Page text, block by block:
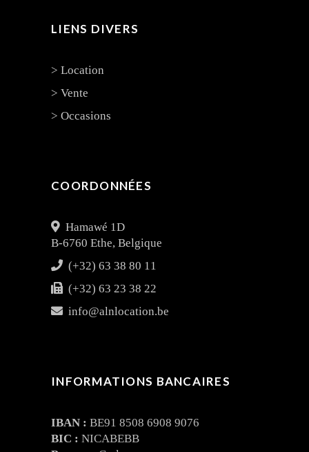
LIENS DIVERS
> Location
> Vente
> Occasions
COORDONNÉES
Hamawé 1D
B-6760 Ethe, Belgique
(+32) 63 38 80 11
(+32) 63 23 38 22
info@alnlocation.be
INFORMATIONS BANCAIRES
IBAN : BE91 8508 6908 9076
BIC : NICABEBB